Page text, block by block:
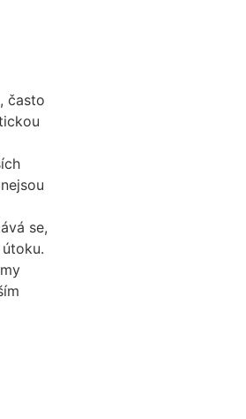
často
se,